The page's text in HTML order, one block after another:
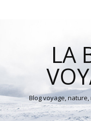
LA
Blog voyage,